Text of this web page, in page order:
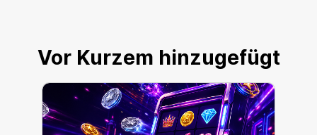
Vor Kurzem hinzugefügt